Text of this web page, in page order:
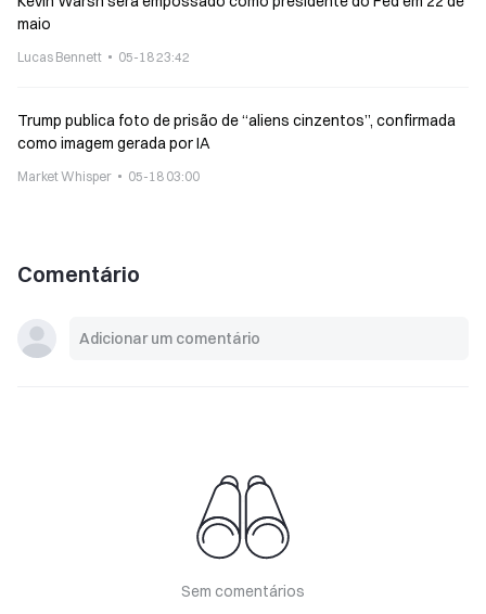
maio
Lucas Bennett 05-18 23:42
Trump publica foto de prisão de “aliens cinzentos”, confirmada
como imagem gerada por IA
Market Whisper 05-18 03:00
Comentário
Sem comentários